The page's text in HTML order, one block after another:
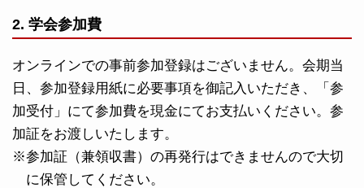
2. 学会参加費
オンラインでの事前参加登録はございません。会期当
日、参加登録用紙に必要事項を御記入いただき、「参
加受付」にて参加費を現金にてお支払いください。参
加証をお渡しいたします。
※参加証（兼領収書）の再発行はできませんので大切
に保管してください。